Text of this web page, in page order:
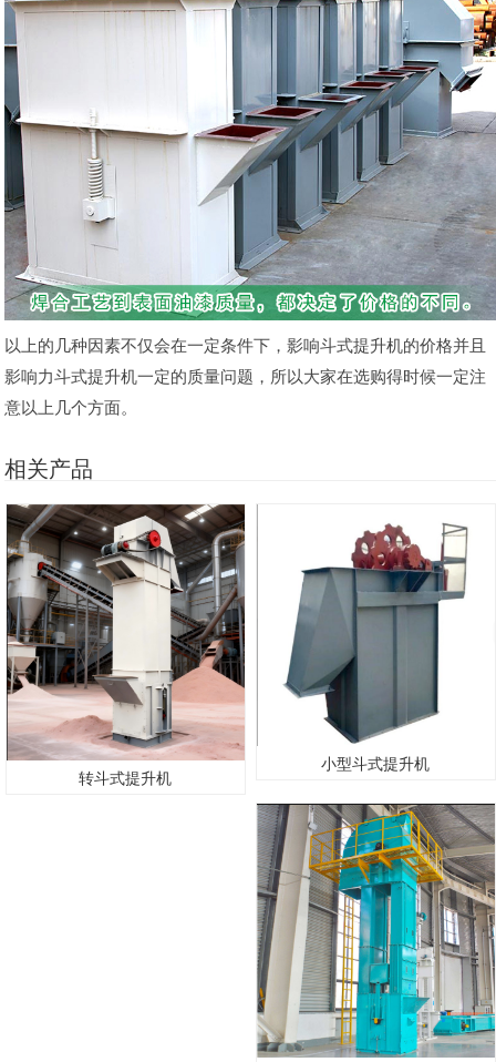
以上的几种因素不仅会在一定条件下，影响斗式提升机的价格并且
影响力斗式提升机一定的质量问题，所以大家在选购得时候一定注
意以上几个方面。
相关产品
转斗式提升机
小型斗式提升机